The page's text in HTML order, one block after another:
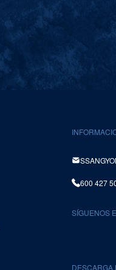
600 427
SÍGUENOS
DESCARGA